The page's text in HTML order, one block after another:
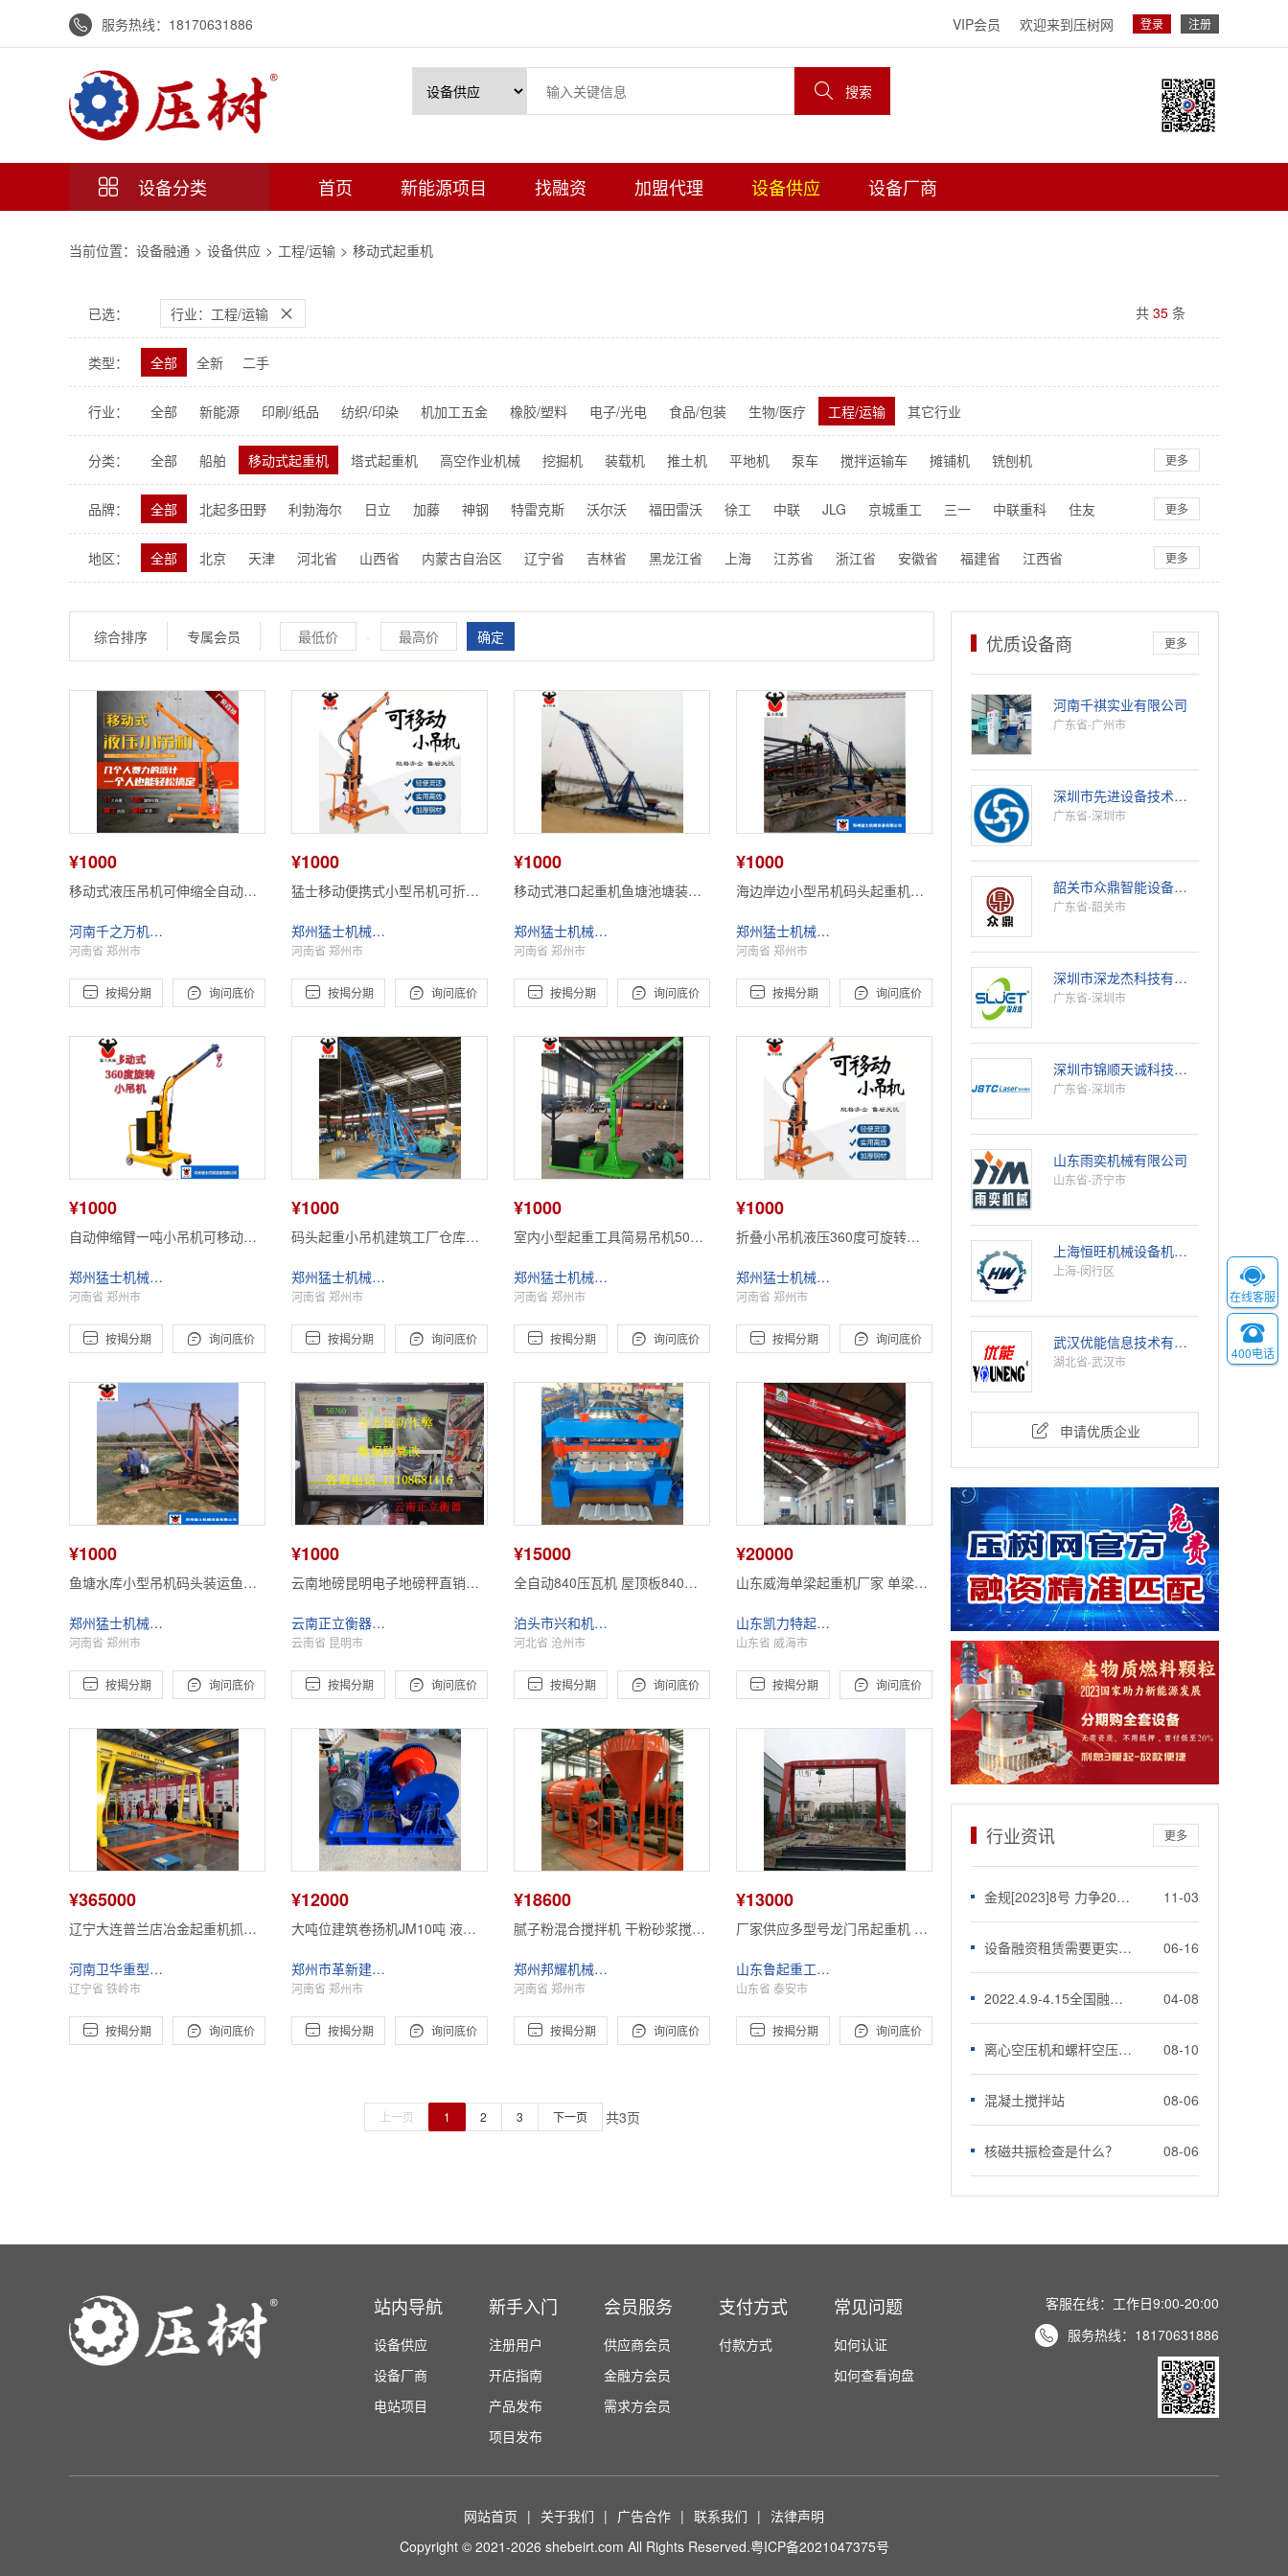
 服务热线： 18170631886 VIP会员 欢迎来到压树网 登录 注册
 搜索
 设备分类 首页 新能源项目 找融资 加盟代理 设备供应 设备厂商
当前位置： 设备融通 > 设备供应 > 工程/运输 > 移动式起重机
已选： 行业：工程/运输  共 35 条
类型： 全部 全新 二手
行业： 全部 新能源 印刷/纸品 纺织/印染 机加工五金 橡胶/塑料 电子/光电 食品/包装 生物/医疗 工程/运输 其它行业
分类： 全部 船舶 移动式起重机 塔式起重机 高空作业机械 挖掘机 装载机 推土机 平地机 泵车 搅拌运输车 摊铺机
铣刨机
混凝土搅拌站
更多
品牌： 全部 北起多田野 利勃海尔 日立 加藤 神钢 特雷克斯 沃尔沃 福田雷沃 徐工 中联 JLG 京城重工 三一 中联重科
住友
卡特彼勒
更多
地区： 全部 北京 天津 河北省 山西省 内蒙古自治区 辽宁省 吉林省 黑龙江省 上海 江苏省 浙江省 安徽省 福建省
江西省
青海省
宁夏回族自治区 新疆维吾尔自治区 中国台湾省
更多
综合排序 专属会员 - 确定
¥1000
移动式液压吊机可伸缩全自动液
河南千之万机械设备有限公司
河南省 郑州市
 按揭分期  询问底价
¥1000
猛士移动便携式小型吊机可折叠
郑州猛士机械设备有限公司
河南省 郑州市
 按揭分期  询问底价
¥1000
移动式港口起重机鱼塘池塘装鱼
小型吊机
郑州猛士机械设备有限公司
河南省 郑州市
 按揭分期  询问底价
¥1000
海边岸边小型吊机码头起重机鱼
机
郑州猛士机械设备有限公司
河南省 郑州市
 按揭分期  询问底价
¥1000
自动伸缩臂一吨小吊机可移动式
架
郑州猛士机械设备有限公司
河南省 郑州市
 按揭分期  询问底价
¥1000
码头起重小吊机建筑工厂仓库车
郑州猛士机械设备有限公司
河南省 郑州市
 按揭分期  询问底价
¥1000
室内小型起重工具简易吊机500
郑州猛士机械设备有限公司
河南省 郑州市
 按揭分期  询问底价
¥1000
折叠小吊机液压360度可旋转移
郑州猛士机械设备有限公司
河南省 郑州市
 按揭分期  询问底价
¥1000
鱼塘水库小型吊机码头装运鱼车
郑州猛士机械设备有限公司
河南省 郑州市
 按揭分期  询问底价
¥1000
云南地磅昆明电子地磅秤直销一
云南正立衡器制造
云南省 昆明市
 按揭分期  询问底价
¥15000
全自动840压瓦机 屋顶板840彩
泊头市兴和机械有限公司
河北省 沧州市
 按揭分期  询问底价
¥20000
山东威海单梁起重机厂家 单梁行
山东凯力特起重机械有限公司
山东省 威海市
 按揭分期  询问底价
¥365000
辽宁大连普兰店冶金起重机抓斗
河南卫华重型机械股份有限公司辽宁分公司
辽宁省 铁岭市
 按揭分期  询问底价
¥12000
大吨位建筑卷扬机JM10吨 液压
郑州市革新建筑机械有限公司
河南省 郑州市
 按揭分期  询问底价
¥18600
腻子粉混合搅拌机 干粉砂浆搅拌
郑州邦耀机械设备有限公司
河南省 郑州市
 按揭分期  询问底价
¥13000
厂家供应多型号龙门吊起重机 经
门吊
山东鲁起重工机械有限公司
山东省 泰安市
 按揭分期  询问底价
上一页 1 2 3 下一页 共3页
优质设备商 更多
河南千祺实业有限公司
广东省-广州市
深圳市先进设备技术有限公司
广东省-深圳市
韶关市众鼎智能设备科技有限公司
广东省-韶关市
深圳市深龙杰科技有限公司
广东省-深圳市
深圳市锦顺天诚科技有限公司
广东省-深圳市
山东雨奕机械有限公司
山东省-济宁市
上海恒旺机械设备机械有限公司
上海-闵行区
武汉优能信息技术有限公司
湖北省-武汉市
 申请优质企业
行业资讯 更多
金规[2023]8号 力争2026年金租公司年度新增直租业务占比不低于50% 11-03
设备融资租赁需要更实惠优质的服务于企业 06-16
2022.4.9-4.15全国融资租赁到期名单共2000笔299亿 04-08
离心空压机和螺杆空压机有什么不同 08-10
混凝土搅拌站 08-06
核磁共振检查是什么？ 08-06
站内导航
设备供应
设备厂商
电站项目
新手入门
注册用户
开店指南
产品发布
项目发布
会员服务
供应商会员
金融方会员
需求方会员
支付方式
付款方式
常见问题
如何认证
如何查看询盘
客服在线：工作日9:00-20:00
 服务热线： 18170631886
网站首页 | 关于我们 | 广告合作 | 联系我们 | 法律声明
Copyright © 2021-2026 shebeirt.com All Rights Reserved.粤ICP备2021047375号

在线客服

400电话